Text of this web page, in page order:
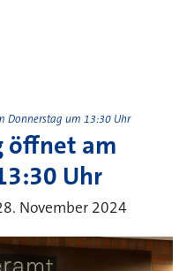
Donnerstag um 13:30 Uhr
öffnet am
Uhr
November 2024